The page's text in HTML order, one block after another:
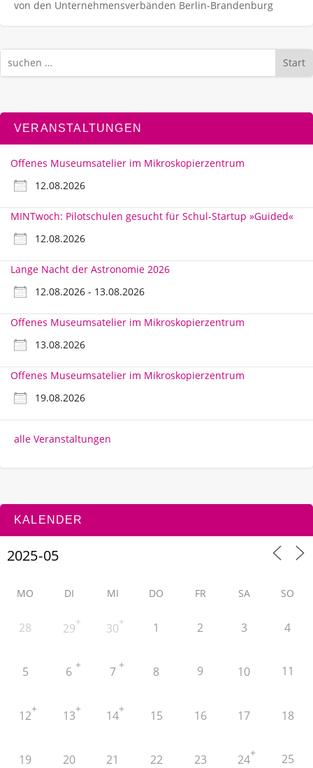
von den Unternehmens­verbänden Berlin-Brandenburg
Start
VERANSTALTUNGEN
Offenes Museumsatelier im Mikroskopierzentrum
12.08.2026
MINTwoch: Pilotschulen gesucht für Schul-Startup »Guided«
12.08.2026
Lange Nacht der Astronomie 2026
12.08.2026 - 13.08.2026
Offenes Museumsatelier im Mikroskopierzentrum
13.08.2026
Offenes Museumsatelier im Mikroskopierzentrum
19.08.2026
alle Veranstaltungen
KALENDER
MO DI MI DO FR SA SO
28 29+ 30+ 1 2 3 4
5 6 + 7 + 8 9 10 11
12+ 13+ 14+ 15 16 17 18
19 20 21 22 23 24+ 25